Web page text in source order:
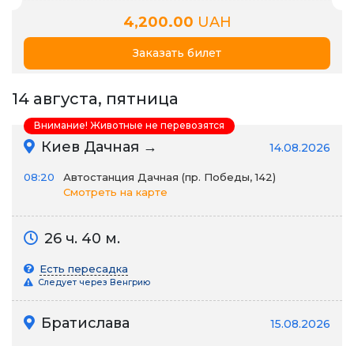
4,200.00 UAH
Заказать билет
14 августа, пятница
Киев Дачная → 14.08.2026
08:20
Автостанция Дачная (пр. Победы, 142)
Смотреть на карте
26 ч. 40 м.
Есть пересадка
Следует через Венгрию
Братислава 15.08.2026
Внимание! Животные не перевозятся